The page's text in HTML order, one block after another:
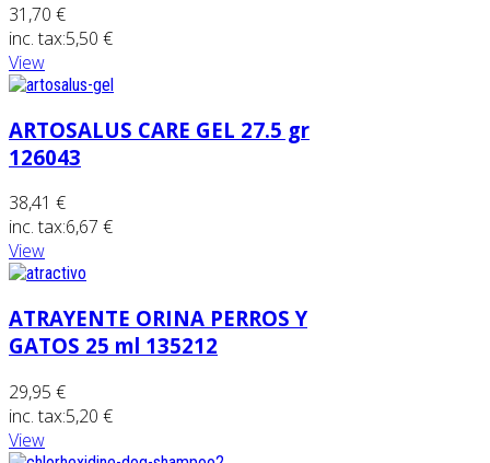
31,70 €
inc. tax:5,50 €
View
ARTOSALUS CARE GEL 27.5 gr
126043
38,41 €
inc. tax:6,67 €
View
ATRAYENTE ORINA PERROS Y
GATOS 25 ml 135212
29,95 €
inc. tax:5,20 €
View